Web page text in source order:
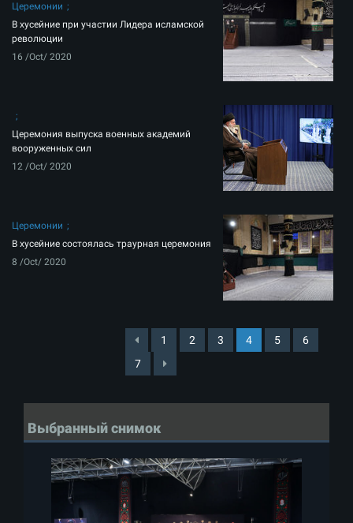
Церемонии
В хусейние при участии Лидера исламской
революции
16 /Oct/ 2020
Церемония выпуска военных академий
вооруженных сил
12 /Oct/ 2020
Церемонии
В хусейние состоялась траурная церемония
8 /Oct/ 2020
1 2 3 4 5
6
7
Выбранный снимок